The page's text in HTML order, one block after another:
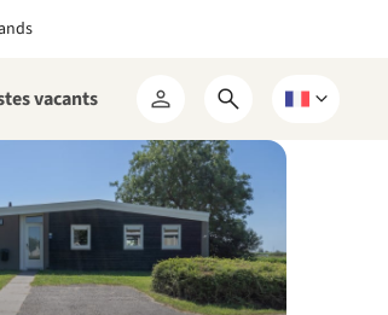
vacants
Mon
RCN
Ouvrir
le
formulaire
de
recherche
Choisissez
langue